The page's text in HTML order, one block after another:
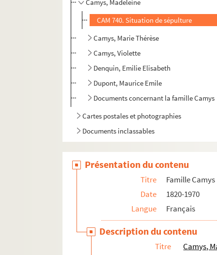
Camys, Madeleine
CAM 740. Situation de sépulture
Camys, Marie Thérèse
Camys, Violette
Denquin, Emilie Elisabeth
Dupont, Maurice Emile
Documents concernant la famille Camys
Cartes postales et photographies
Documents inclassables
Présentation du contenu
Titre
Famille Camys
Date
1820-1970
Langue
Français
Description du contenu
Titre
Camys,